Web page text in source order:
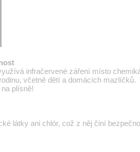
infračervené záření místo
včetně dětí a domácích mazlíčků.
plísně!
látky ani chlór, což z něj činí